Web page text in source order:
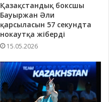
Қазақстандық боксшы
Бауыржан Әли
қарсыласын 57 секундта
нокаутқа жіберді
15.05.2026